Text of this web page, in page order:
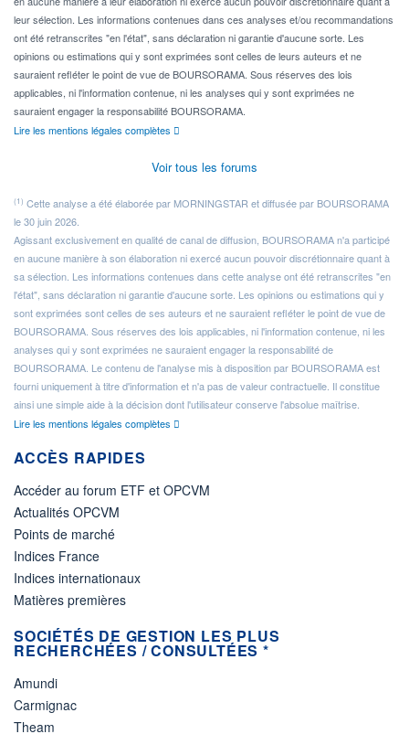
leur sélection. Les informations contenues dans ces analyses et/ou recommandations
ont été retranscrites "en l'état", sans déclaration ni garantie d'aucune sorte. Les
opinions ou estimations qui y sont exprimées sont celles de leurs auteurs et ne
sauraient refléter le point de vue de BOURSORAMA. Sous réserves des lois
applicables, ni l'information contenue, ni les analyses qui y sont exprimées ne
sauraient engager la responsabilité BOURSORAMA.
Lire les mentions légales complètes
Voir tous les forums
(1) Cette analyse a été élaborée par MORNINGSTAR et diffusée par BOURSORAMA
le 30 juin 2026.
Agissant exclusivement en qualité de canal de diffusion, BOURSORAMA n'a participé
en aucune manière à son élaboration ni exercé aucun pouvoir discrétionnaire quant à
sa sélection. Les informations contenues dans cette analyse ont été retranscrites "en
l'état", sans déclaration ni garantie d'aucune sorte. Les opinions ou estimations qui y
sont exprimées sont celles de ses auteurs et ne sauraient refléter le point de vue de
BOURSORAMA. Sous réserves des lois applicables, ni l'information contenue, ni les
analyses qui y sont exprimées ne sauraient engager la responsabilité de
BOURSORAMA. Le contenu de l'analyse mis à disposition par BOURSORAMA est
fourni uniquement à titre d'information et n'a pas de valeur contractuelle. Il constitue
ainsi une simple aide à la décision dont l'utilisateur conserve l'absolue maîtrise.
Lire les mentions légales complètes
ACCÈS RAPIDES
Accéder au forum ETF et OPCVM
Actualités OPCVM
Points de marché
Indices France
Indices internationaux
Matières premières
SOCIÉTÉS DE GESTION LES PLUS
RECHERCHÉES / CONSULTÉES *
Amundi
Carmignac
Theam